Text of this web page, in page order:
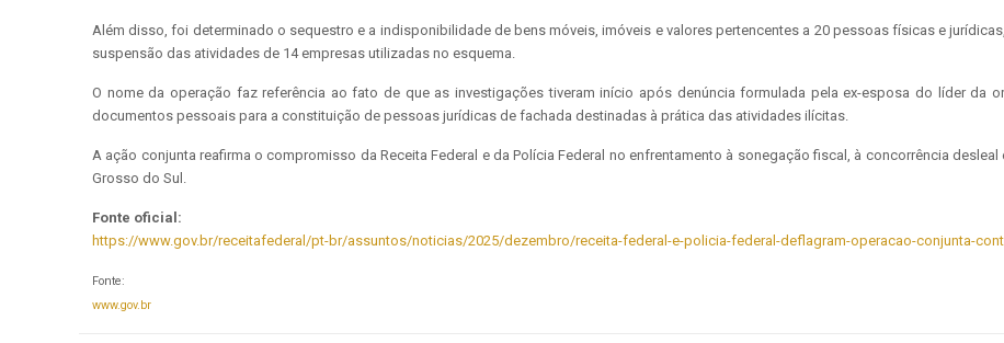
Além disso, foi determinado o sequestro e a indisponibilidade de bens móveis, imóveis e valores pertencentes a 20 pessoas físicas e
suspensão das atividades de 14 empresas utilizadas no esquema.
O nome da operação faz referência ao fato de que as investigações tiveram início após denúncia formulada pela ex-esposa do líder da
documentos pessoais para a constituição de pessoas jurídicas de fachada destinadas à prática das atividades ilícitas.
A ação conjunta reafirma o compromisso da Receita Federal e da Polícia Federal no enfrentamento à sonegação fiscal, à concorrência
Grosso do Sul.
Fonte oficial:
https://www.gov.br/receitafederal/pt-br/assuntos/noticias/2025/dezembro/receita-federal-e-policia-federal-deflagram-operacao-conjunta-
Fonte:
www.gov.br